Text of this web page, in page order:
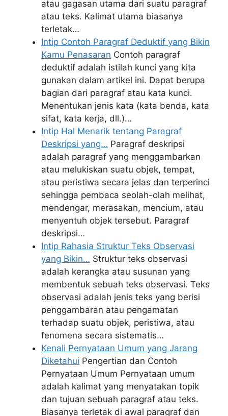
atau gagasan utama dari suatu paragraf
atau teks. Kalimat utama biasanya
terletak…
Intip Contoh Paragraf Deduktif yang Bikin
Kamu Penasaran Contoh paragraf
deduktif adalah istilah kunci yang kita
gunakan dalam artikel ini. Dapat berupa
bagian dari paragraf atau kata kunci.
Menentukan jenis kata (kata benda, kata
sifat, kata kerja, dll.)…
Intip Hal Menarik tentang Paragraf
Deskripsi yang… Paragraf deskripsi
adalah paragraf yang menggambarkan
atau melukiskan suatu objek, tempat,
atau peristiwa secara jelas dan terperinci
sehingga pembaca seolah-olah melihat,
mendengar, merasakan, mencium, atau
menyentuh objek tersebut. Paragraf
deskripsi…
Intip Rahasia Struktur Teks Observasi
yang Bikin… Struktur teks observasi
adalah kerangka atau susunan yang
membentuk sebuah teks observasi. Teks
observasi adalah jenis teks yang berisi
penggambaran atau pengamatan
terhadap suatu objek, peristiwa, atau
fenomena secara sistematis…
Kenali Pernyataan Umum yang Jarang
Diketahui Pengertian dan Contoh
Pernyataan Umum Pernyataan umum
adalah kalimat yang menyatakan topik
dan tujuan sebuah paragraf atau teks.
Biasanya terletak di awal paragraf dan